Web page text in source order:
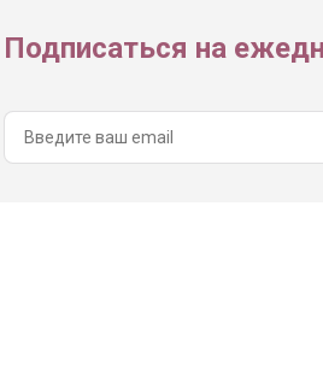
Подписаться на